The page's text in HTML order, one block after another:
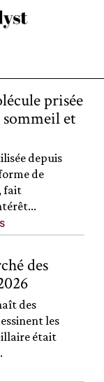
prisée
sommeil et
depuis
de
fait
des
des
les
était